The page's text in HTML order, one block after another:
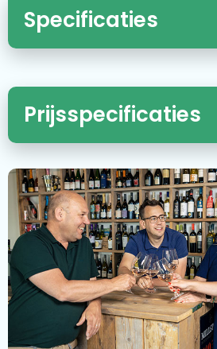
Specificaties
Prijsspecificaties